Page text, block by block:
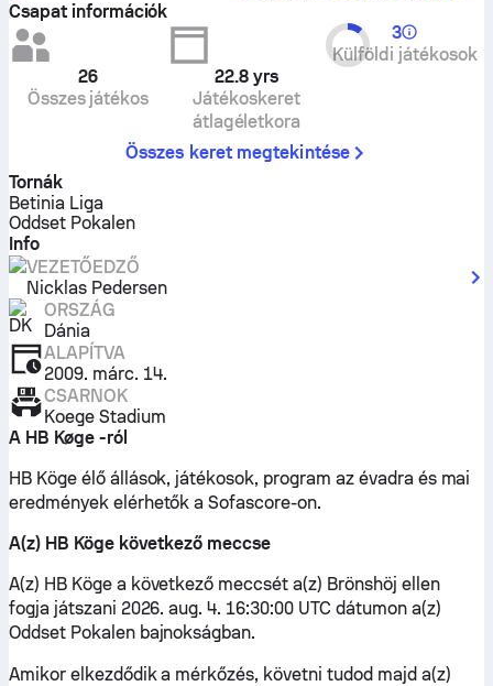
Csapat információk
26
Összes játékos
22.8 yrs
Játékoskeret
átlagéletkora
3
Külföldi játékosok
Összes keret megtekintése
Tornák
Betinia Liga
Oddset Pokalen
Info
VEZETŐEDZŐ
Nicklas Pedersen
ORSZÁG
Dánia
ALAPÍTVA
2009. márc. 14.
CSARNOK
Koege Stadium
A HB Køge -ról
HB Köge élő állások, játékosok, program az évadra és mai
eredmények elérhetők a Sofascore-on.
A(z) HB Köge következő meccse
A(z) HB Köge a következő meccsét a(z) Brönshöj ellen
fogja játszani 2026. aug. 4. 16:30:00 UTC dátumon a(z)
Oddset Pokalen bajnokságban.
Amikor elkezdődik a mérkőzés, követni tudod majd a(z)